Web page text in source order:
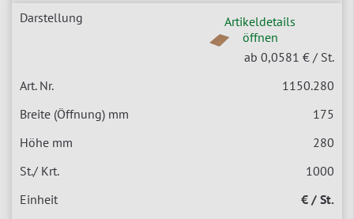
Artikeldetails
öffnen
ab 0,0581 € / St.
1150.280
175
280
1000
€ / St.